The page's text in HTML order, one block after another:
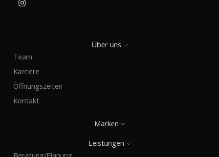
Über uns
Team
Karriere
Öffnungszeiten
Kontakt
Marken
Leistungen